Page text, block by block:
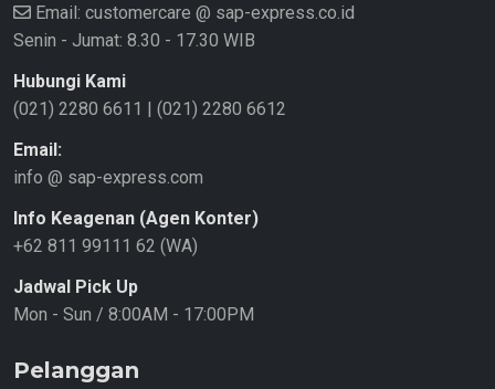
Email: customercare @ sap-express.co.id
Senin - Jumat: 8.30 - 17.30 WIB
Hubungi Kami
(021) 2280 6611 | (021) 2280 6612
Email:
info @ sap-express.com
Info Keagenan (Agen Konter)
+62 811 99111 62 (WA)
Jadwal Pick Up
Mon - Sun / 8:00AM - 17:00PM
Pelanggan